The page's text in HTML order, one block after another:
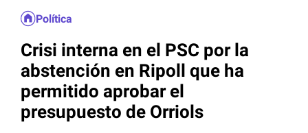
Política
Crisi interna en el PSC por la
abstención en Ripoll que ha
permitido aprobar el
presupuesto de Orriols